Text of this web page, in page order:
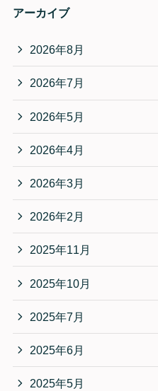
アーカイブ
2026年8月
2026年7月
2026年5月
2026年4月
2026年3月
2026年2月
2025年11月
2025年10月
2025年7月
2025年6月
2025年5月